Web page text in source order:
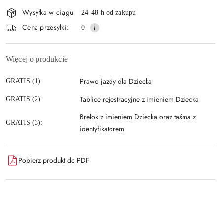
i
dostawa
Wysyłka w ciągu: 24-48 h od zakupu
Cena przesyłki: 0
Więcej o produkcie
GRATIS (1): Prawo jazdy dla Dziecka
GRATIS (2): Tablice rejestracyjne z imieniem Dziecka
GRATIS (3):
Brelok z imieniem Dziecka oraz taśma z
identyfikatorem
Pobierz produkt do PDF